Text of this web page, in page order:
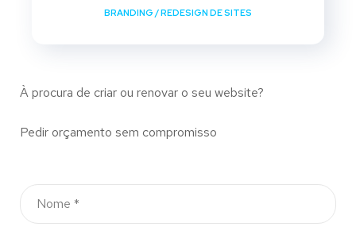
BRANDING /REDESIGN DE SITES
À procura de criar ou renovar o seu website?
Pedir orçamento sem compromisso